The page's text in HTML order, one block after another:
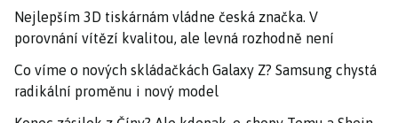
Nejlepším 3D tiskárnám vládne česká značka. V
porovnání vítězí kvalitou, ale levná rozhodně není
Co víme o nových skládačkách Galaxy Z? Samsung chystá
radikální proměnu i nový model